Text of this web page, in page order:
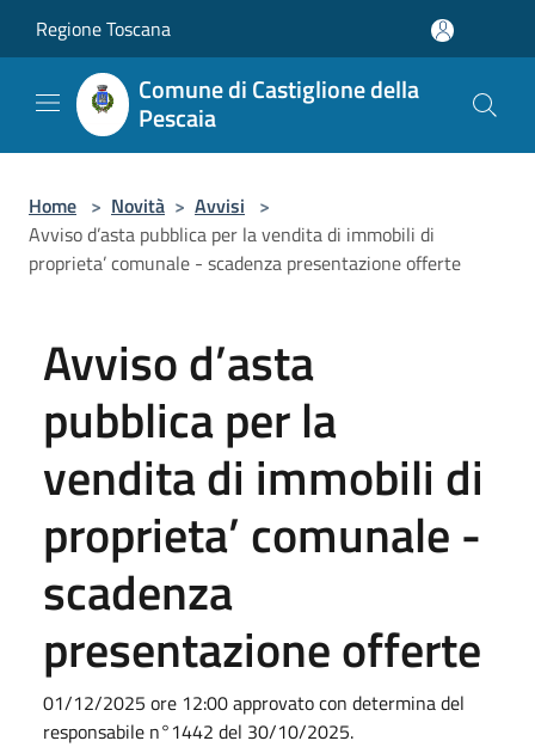
Regione Toscana
Comune di Castiglione della
Pescaia
Home > Novità > Avvisi >
Avviso d’asta pubblica per la vendita di immobili di
proprieta’ comunale - scadenza presentazione offerte
Avviso d’asta
pubblica per la
vendita di immobili di
proprieta’ comunale -
scadenza
presentazione offerte
01/12/2025 ore 12:00 approvato con determina del
responsabile n°1442 del 30/10/2025.